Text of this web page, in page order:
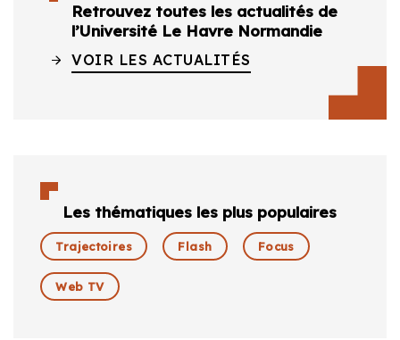
Retrouvez toutes les actualités de
l’Université Le Havre Normandie
VOIR LES ACTUALITÉS
Les thématiques les plus populaires
Trajectoires Flash Focus
Web TV